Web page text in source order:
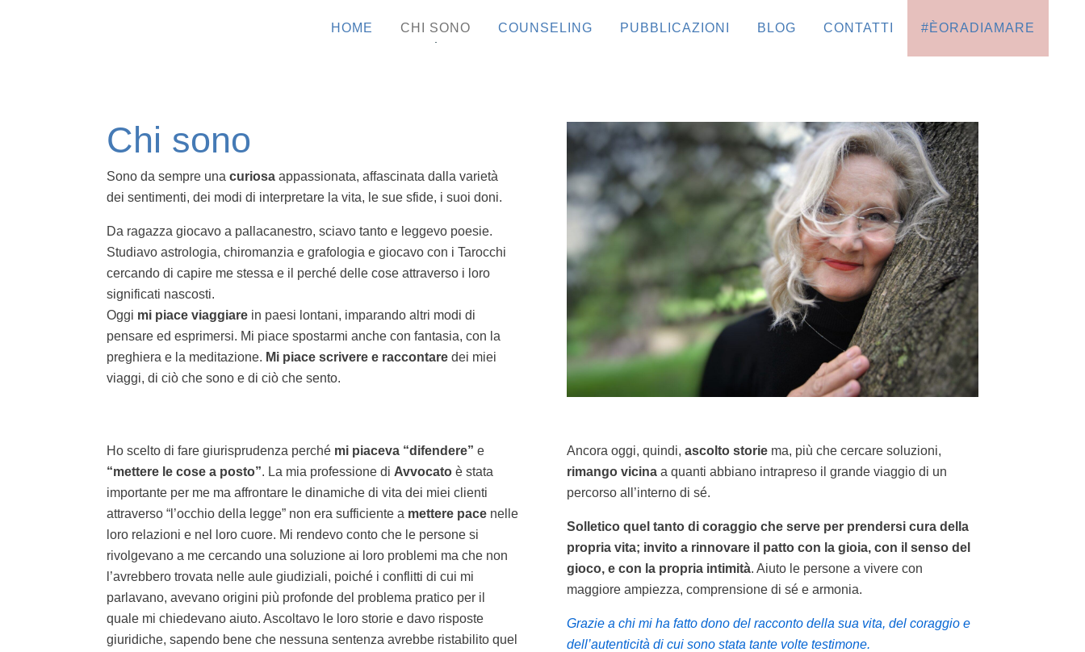
HOME CHI SONO COUNSELING PUBBLICAZIONI BLOG CONTATTI #ÈORADIAMARE
Chi sono
Sono da sempre una curiosa appassionata, affascinata dalla varietà
dei sentimenti, dei modi di interpretare la vita, le sue sfide, i suoi doni.
Da ragazza giocavo a pallacanestro, sciavo tanto e leggevo poesie.
Studiavo astrologia, chiromanzia e grafologia e giocavo con i Tarocchi
cercando di capire me stessa e il perché delle cose attraverso i loro
significati nascosti.
Oggi mi piace viaggiare in paesi lontani, imparando altri modi di
pensare ed esprimersi. Mi piace spostarmi anche con fantasia, con la
preghiera e la meditazione. Mi piace scrivere e raccontare dei miei
viaggi, di ciò che sono e di ciò che sento.
Ho scelto di fare giurisprudenza perché mi piaceva “difendere” e
“mettere le cose a posto”. La mia professione di Avvocato è stata
importante per me ma affrontare le dinamiche di vita dei miei clienti
attraverso “l’occhio della legge” non era sufficiente a mettere pace nelle
loro relazioni e nel loro cuore. Mi rendevo conto che le persone si
rivolgevano a me cercando una soluzione ai loro problemi ma che non
l’avrebbero trovata nelle aule giudiziali, poiché i conflitti di cui mi
parlavano, avevano origini più profonde del problema pratico per il
quale mi chiedevano aiuto. Ascoltavo le loro storie e davo risposte
giuridiche, sapendo bene che nessuna sentenza avrebbe ristabilito quel
Ancora oggi, quindi, ascolto storiema, più che cercare soluzioni,
rimango vicinaa quanti abbiano intrapreso il grande viaggio di un
percorso all’interno di sé.
Solletico quel tanto di coraggio che serve per prendersi cura della
propria vita; invito a rinnovare il patto con la gioia, con il senso del
gioco, e con la propria intimità. Aiuto le persone a vivere con
maggiore ampiezza, comprensione di sé e armonia.
Grazie a chi mi ha fatto dono del racconto della sua vita, del coraggio e
dell’autenticità di cui sono stata tante volte testimone.